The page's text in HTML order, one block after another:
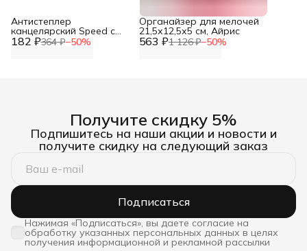
182 ₽364 ₽−50%
Антистеплер
канцелярский Speed с
фиксатором, Lamark 563 ₽1 126 ₽−50%
Органайзер для мелочей
21,5х12,5х5 см, Айрис
Получите скидку 5%
Подпишитесь на наши акции и новости и
получите скидку на следующий заказ
Подписаться
Нажимая «Подписаться», вы даете согласие на
обработку указанных персональных данных в целях
получения информационной и рекламной рассылки